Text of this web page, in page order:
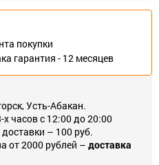
и выключение бытовых
основания предохранителей с
ГОСТ6042-83. Имеют 2 защиты:
покупки
гарантия - 12 месяцев
Усть-Абакан.
часов с 12:00 до 20:00
– 100 руб.
от 2000 рублей – доставка